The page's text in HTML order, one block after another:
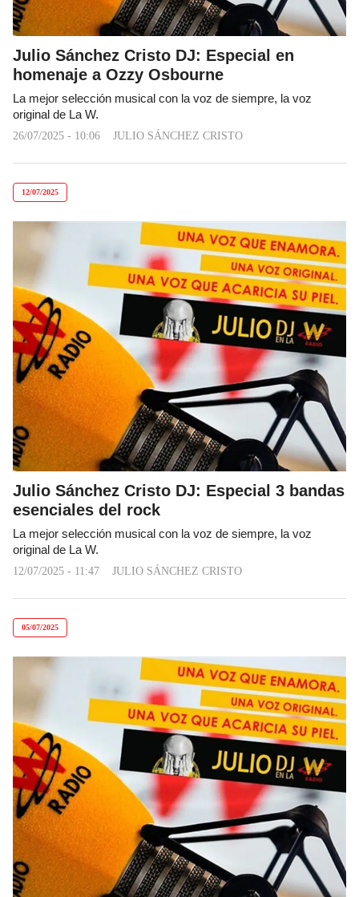
Julio Sánchez Cristo DJ: Especial en
homenaje a Ozzy Osbourne
La mejor selección musical con la voz de siempre, la voz
original de La W.
26/07/2025 - 10:06 JULIO SÁNCHEZ CRISTO
12/07/2025
Julio Sánchez Cristo DJ: Especial 3 bandas
esenciales del rock
La mejor selección musical con la voz de siempre, la voz
original de La W.
12/07/2025 - 11:47 JULIO SÁNCHEZ CRISTO
05/07/2025